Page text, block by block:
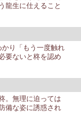
龍生に仕えること
り「もう一度触れ
要ないと柊を認め
。無理に迫っては
備な姿に誘惑され